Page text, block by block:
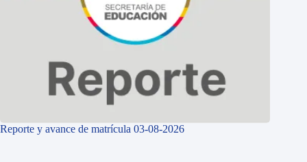
Reporte y avance de matrícula 03-08-2026